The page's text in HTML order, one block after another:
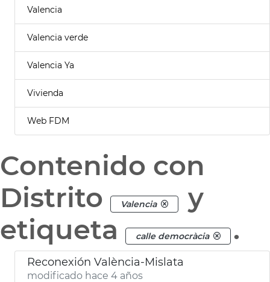
Valencia
Valencia verde
Valencia Ya
Vivienda
Web FDM
Contenido con
Distrito
Valencia
y
etiqueta
calle democràcia .
Reconexión València-Mislata
modificado hace 4 años